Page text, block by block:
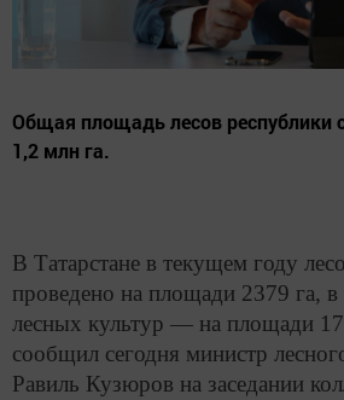
Общая площадь лесов республики
1,2 млн га.
В Татарстане в текущем году
проведено на площади 2379 га, в
лесных культур — на площади
сообщил сегодня министр
Равиль Кузюров на заседании